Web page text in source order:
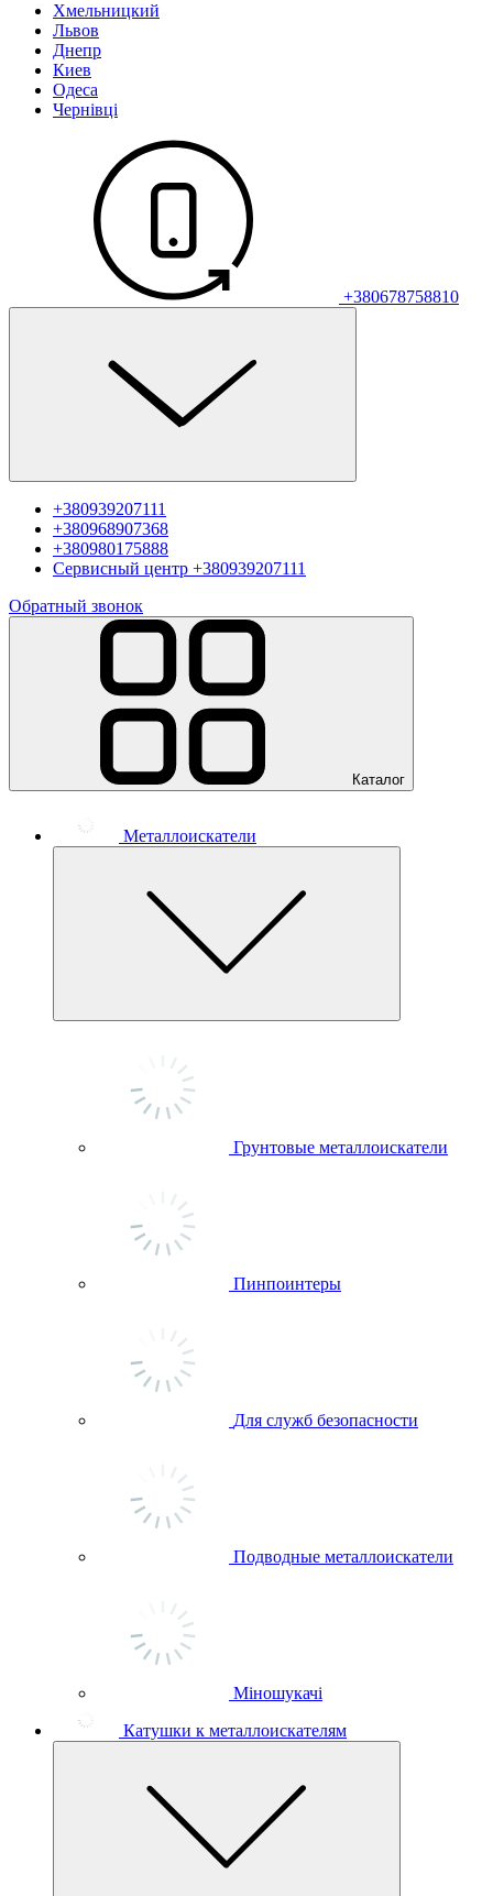
Хмельницкий
Львов
Днепр
Киев
Одеса
Чернівці
+380678758810
+380939207111
+380968907368
+380980175888
Сервисный центр +380939207111
Обратный звонок
Каталог
Металлоискатели
Грунтовые металлоискатели
Пинпоинтеры
Для служб безопасности
Подводные металлоискатели
Міношукачі
Катушки к металлоискателям